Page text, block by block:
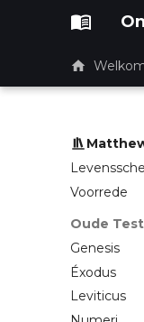
Voorrede
Oude
Genesis
Éxodus
Leviticus